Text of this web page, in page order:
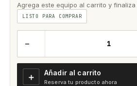
Agrega este equipo al carrito y
LISTO PARA COMPRAR
−
＋ Añadir al carrito
Reserva tu producto ahora